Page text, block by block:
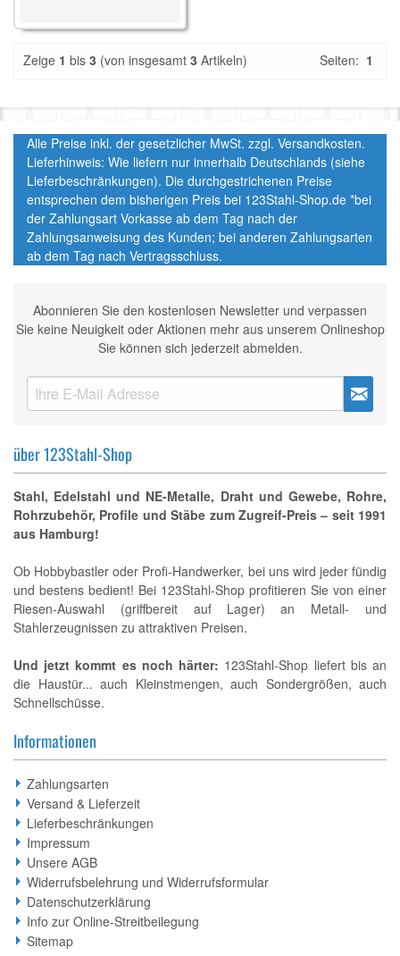
Zeige 1 bis 3 (von insgesamt 3 Artikeln) Seiten: 1
Alle Preise inkl. der gesetzlicher MwSt. zzgl. Versandkosten.
Lieferhinweis: Wie liefern nur innerhalb Deutschlands (siehe
Lieferbeschränkungen). Die durchgestrichenen Preise
entsprechen dem bisherigen Preis bei 123Stahl-Shop.de *bei
der Zahlungsart Vorkasse ab dem Tag nach der
Zahlungsanweisung des Kunden; bei anderen Zahlungsarten
ab dem Tag nach Vertragsschluss.
Abonnieren Sie den kostenlosen Newsletter und verpassen
Sie keine Neuigkeit oder Aktionen mehr aus unserem Onlineshop
Sie können sich jederzeit abmelden.
über 123Stahl-Shop
Stahl, Edelstahl und NE-Metalle, Draht und Gewebe, Rohre,
Rohrzubehör, Profile und Stäbe zum Zugreif-Preis – seit 1991
aus Hamburg!
Ob Hobbybastler oder Profi-Handwerker, bei uns wird jeder fündig
und bestens bedient! Bei 123Stahl-Shop profitieren Sie von einer
Riesen-Auswahl (griffbereit auf Lager) an Metall- und
Stahlerzeugnissen zu attraktiven Preisen.
Und jetzt kommt es noch härter: 123Stahl-Shop liefert bis an
die Haustür... auch Kleinstmengen, auch Sondergrößen, auch
Schnellschüsse.
Informationen
Zahlungsarten
Versand & Lieferzeit
Lieferbeschränkungen
Impressum
Unsere AGB
Widerrufsbelehrung und Widerrufsformular
Datenschutzerklärung
Info zur Online-Streitbeilegung
Sitemap